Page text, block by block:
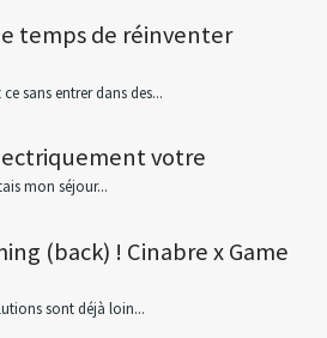
temps de réinventer
sans entrer dans des...
votre
mon séjour...
(back) ! Cinabre x Game
sont déjà loin...